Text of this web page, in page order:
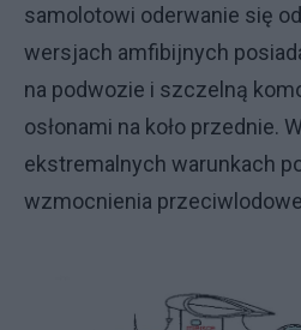
samolotowi oderwanie się
wersjach amfibijnych
na podwozie i szczelną
osłonami na koło przednie.
ekstremalnych warunkach
wzmocnienia